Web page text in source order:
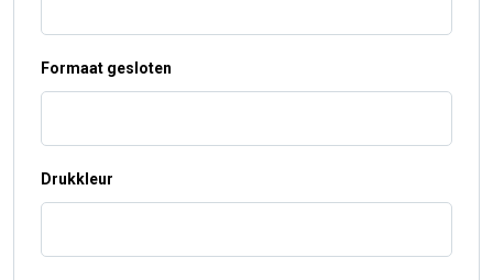
Formaat gesloten
Drukkleur